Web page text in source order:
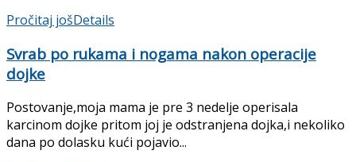
Pročitaj jošDetails
Svrab po rukama i nogama nakon operacije
dojke
Postovanje,moja mama je pre 3 nedelje operisala
karcinom dojke pritom joj je odstranjena dojka,i nekoliko
dana po dolasku kući pojavio...